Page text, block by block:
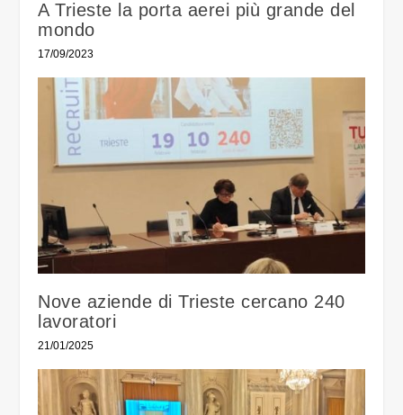
A Trieste la porta aerei più grande del
mondo
17/09/2023
Nove aziende di Trieste cercano 240
lavoratori
21/01/2025